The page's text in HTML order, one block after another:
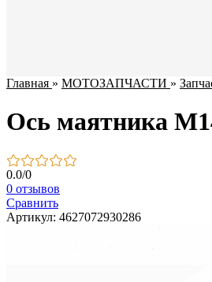
Главная » МОТОЗАПЧАСТИ »
Ось маятника
0.0/0
0 отзывов
Сравнить
Артикул: 4627072930286